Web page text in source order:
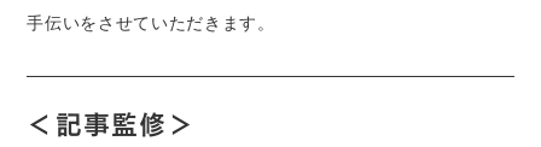
手伝いをさせていただきます。
＜ 記事監修＞